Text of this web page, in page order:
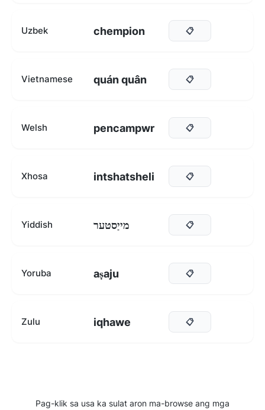
Uzbek chempion 📋
Vietnamese quán quân 📋
Welsh pencampwr 📋
Xhosa intshatsheli 📋
Yiddish מייַסטער 📋
Yoruba aṣaju 📋
Zulu iqhawe 📋
Pag-klik sa usa ka sulat aron ma-browse ang mga